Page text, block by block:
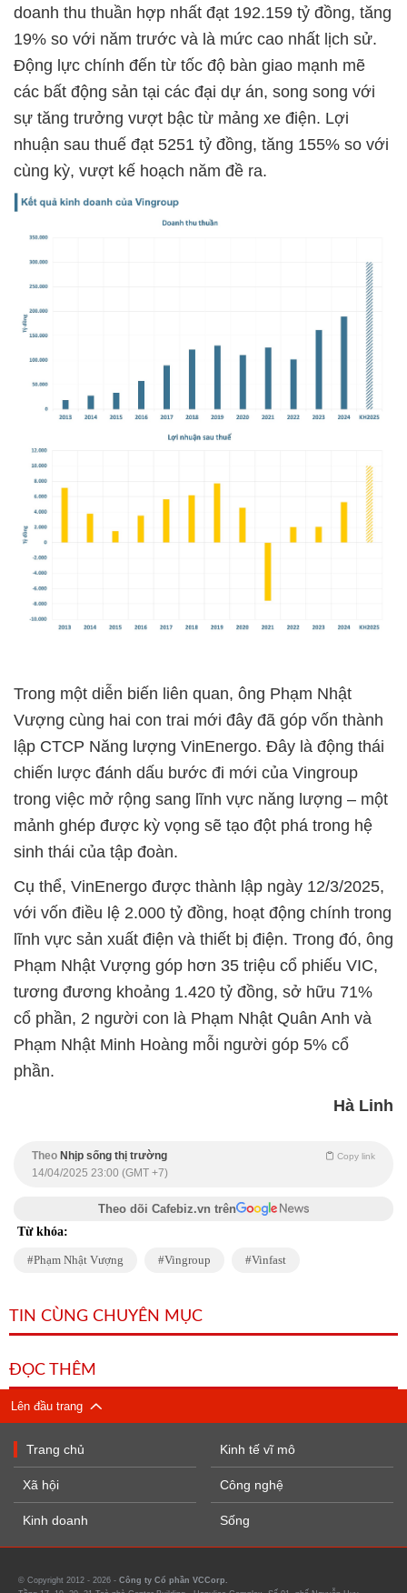
doanh thu thuần hợp nhất đạt 192.159 tỷ đồng, tăng
19% so với năm trước và là mức cao nhất lịch sử.
Động lực chính đến từ tốc độ bàn giao mạnh mẽ
các bất động sản tại các đại dự án, song song với
sự tăng trưởng vượt bậc từ mảng xe điện. Lợi
nhuận sau thuế đạt 5251 tỷ đồng, tăng 155% so với
cùng kỳ, vượt kế hoạch năm đề ra.
Trong một diễn biến liên quan, ông Phạm Nhật
Vượng cùng hai con trai mới đây đã góp vốn thành
lập CTCP Năng lượng VinEnergo. Đây là động thái
chiến lược đánh dấu bước đi mới của Vingroup
trong việc mở rộng sang lĩnh vực năng lượng – một
mảnh ghép được kỳ vọng sẽ tạo đột phá trong hệ
sinh thái của tập đoàn.
Cụ thể, VinEnergo được thành lập ngày 12/3/2025,
với vốn điều lệ 2.000 tỷ đồng, hoạt động chính trong
lĩnh vực sản xuất điện và thiết bị điện. Trong đó, ông
Phạm Nhật Vượng góp hơn 35 triệu cổ phiếu VIC,
tương đương khoảng 1.420 tỷ đồng, sở hữu 71%
cổ phần, 2 người con là Phạm Nhật Quân Anh và
Phạm Nhật Minh Hoàng mỗi người góp 5% cổ
phần.
Hà Linh
Theo Nhịp sống thị trường Copy link
14/04/2025 23:00 (GMT +7)
Theo dõi Cafebiz.vn trên
Từ khóa:
Phạm Nhật Vượng Vingroup Vinfast
TIN CÙNG CHUYÊN MỤC
ĐỌC THÊM
Lên đầu trang
Trang chủ
Xã hội
Kinh doanh
Kinh tế vĩ mô
Công nghệ
Sống
© Copyright 2012 - 2026 - Công ty Cổ phần VCCorp.